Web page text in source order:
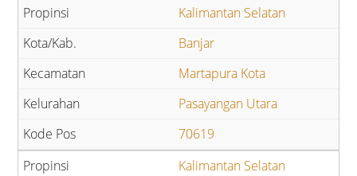
Kalimantan Selatan
Banjar
Martapura Kota
Pasayangan Utara
70619
Kalimantan Selatan